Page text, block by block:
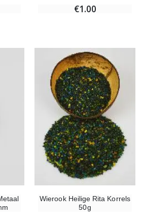
€1.00
Wierook Heilige Rita Korrels
50g